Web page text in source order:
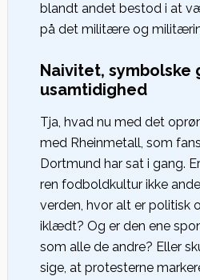
blandt andet bestod i at
på det militære og
Naivitet,
usamtidighed
Tja, hvad nu med det
med Rheinmetall, som
Dortmund har sat i gang.
ren fodboldkultur ikke
verden, hvor alt er politisk
iklædt? Og er den ene
som alle de andre? Eller
sige, at protesterne